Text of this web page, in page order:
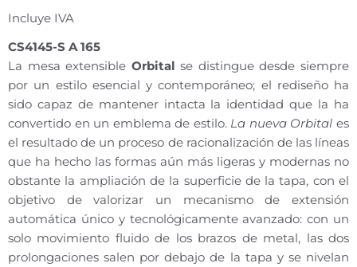
Incluye IVA
CS4145-S A 165
La mesa extensible Orbital se distingue desde siempre
por un estilo esencial y contemporáneo; el rediseño ha
sido capaz de mantener intacta la identidad que la ha
convertido en un emblema de estilo. La nueva Orbital es
el resultado de un proceso de racionalización de las líneas
que ha hecho las formas aún más ligeras y modernas no
obstante la ampliación de la superficie de la tapa, con el
objetivo de valorizar un mecanismo de extensión
automática único y tecnológicamente avanzado: con un
solo movimiento fluido de los brazos de metal, las dos
prolongaciones salen por debajo de la tapa y se nivelan